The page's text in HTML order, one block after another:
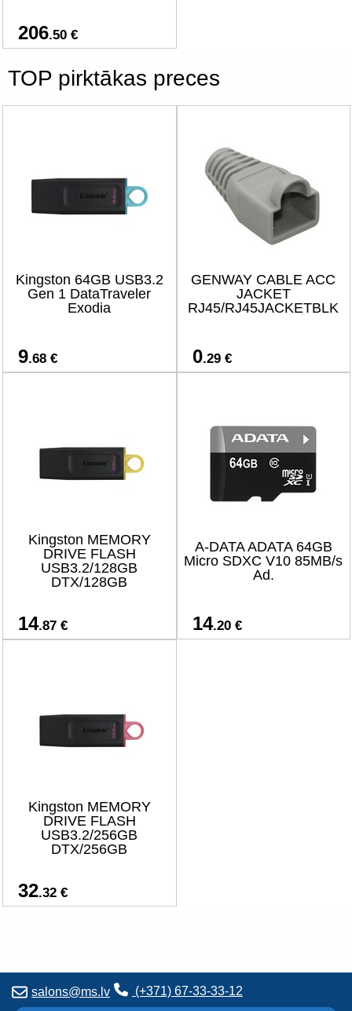
206.50 €
TOP pirktākas preces
Kingston 64GB USB3.2
Gen 1 DataTraveler
Exodia
9.68 €
GENWAY CABLE ACC
JACKET
RJ45/RJ45JACKETBLK
0.29 €
Kingston MEMORY
DRIVE FLASH
USB3.2/128GB
DTX/128GB
14.87 €
A-DATA ADATA 64GB
Micro SDXC V10 85MB/s
Ad.
14.20 €
Kingston MEMORY
DRIVE FLASH
USB3.2/256GB
DTX/256GB
32.32 €
salons@ms.lv (+371) 67-33-33-12